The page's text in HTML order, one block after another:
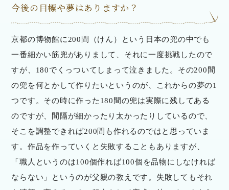
今後の目標や夢はありますか？
京都の博物館に200間（けん）という日本の兜の中でも
一番細かい筋兜がありまして、それに一度挑戦したので
すが、180でくっついてしまって泣きました。その200間
の兜を何とかして作りたいというのが、これからの夢の1
つです。その時に作った180間の兜は実際に残してある
のですが、間隔が細かったり太かったりしているので、
そこを調整できれば200間も作れるのではと思っていま
す。作品を作っていくと失敗することもありますが、
「職人というのは100個作れば100個を品物にしなければ
ならない」というのが父親の教えです。失敗してもそれ